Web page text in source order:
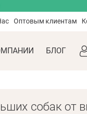
Оптовым клиентам
БЛОГ
собак от